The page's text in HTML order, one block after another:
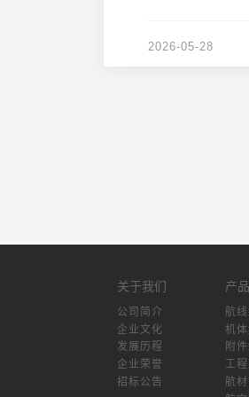
2026-05-28
关于我们
公司简介
企业文化
发展历程
企业荣誉
招标公告
产
航
机
附
工
航